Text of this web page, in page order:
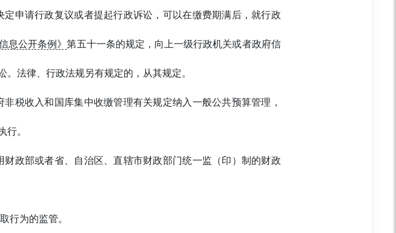
申请行政复议或者提起行政诉讼，可以在缴费期满后，就行政
息公开条例》第五十一条的规定，向上一级行政机关或者政府信
法律、行政法规另有规定的，从其规定。
税收入和国库集中收缴管理有关规定纳入一般公共预算管理，
行。
政部或者省、自治区、直辖市财政部门统一监（印）制的财政
行为的监管。